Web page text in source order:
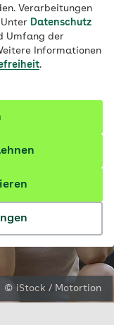
Verarbeitungen
Datenschutz
Umfang der
Informationen
.
© iStock / Motortion